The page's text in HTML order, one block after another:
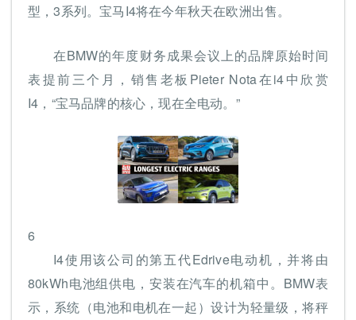
型，3系列。宝马I4将在今年秋天在欧洲出售。
在BMW的年度财务成果会议上的品牌原始时间
表提前三个月，销售老板Pieter Nota在i4中欣赏
I4，“宝马品牌的核心，现在全电动。”
6
I4使用该公司的第五代Edrive电动机，并将由
80kWh电池组供电，安装在汽车的机箱中。BMW表
示，系统（电池和电机在一起）设计为轻量级，将秤